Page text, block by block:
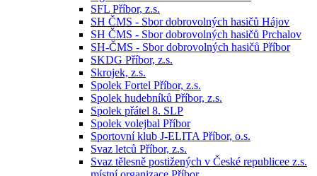
SFL Příbor, z.s.
SH ČMS - Sbor dobrovolných hasičů Hájov
SH ČMS - Sbor dobrovolných hasičů Prchalov
SH-ČMS - Sbor dobrovolných hasičů Příbor
SKDG Příbor, z.s.
Skrojek, z.s.
Spolek Fortel Příbor, z.s.
Spolek hudebníků Příbor, z.s.
Spolek přátel 8. SLP
Spolek volejbal Příbor
Sportovní klub J-ELITA Příbor, o.s.
Svaz letců Příbor, z.s.
Svaz tělesně postižených v České republicee z.s.